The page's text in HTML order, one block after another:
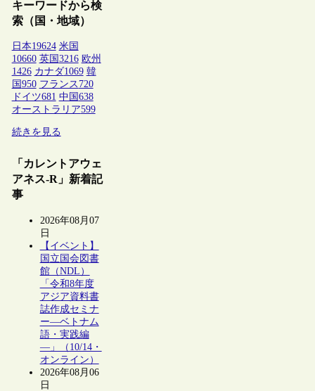
キーワードから検
索（国・地域）
日本19624 米国
10660 英国 3216 欧州
1426 カナダ1069 韓
国 950 フランス 720
ドイツ681 中国 638
オーストラリア599
続きを見る
「カレントアウェ
アネス-R」新着記
事
2026年08月07
日
【イベント】
国立国会図書
館（NDL）
「令和8年度
アジア資料書
誌作成セミナ
ー―ベトナム
語・実践編
―」（10/14・
オンライン）
2026年08月06
日